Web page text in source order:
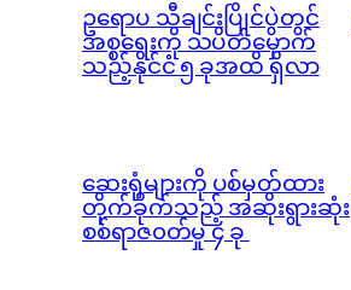
ဥရောပ သီချင်းပြိုင်ပွဲတွင်
အစ္စရေးကို သပိတ်မှောက်
သည့်နိုင်ငံ ၅ ခုအထိ ရှိလာ
ဆေးရုံများကို ပစ်မှတ်ထား
တိုက်ခိုက်သည့် အဆိုးရွားဆုံး
စစ်ရာဇ၀တ်မှု ၄ ခု